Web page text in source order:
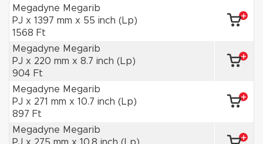
Megadyne Megarib
PJ x 1397 mm x 55 inch (Lp)
1568 Ft
Megadyne Megarib
PJ x 220 mm x 8.7 inch (Lp)
904 Ft
Megadyne Megarib
PJ x 271 mm x 10.7 inch (Lp)
897 Ft
Megadyne Megarib